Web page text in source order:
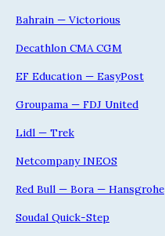
Bahrain — Victorious
Decathlon CMA CGM
EF Education — EasyPost
Groupama — FDJ United
Lidl — Trek
Netcompany INEOS
Red Bull — Bora — Hansgrohe
Soudal Quick-Step